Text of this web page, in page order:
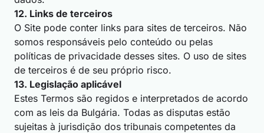
12. Links de terceiros
O Site pode conter links para sites de terceiros. Não
somos responsáveis pelo conteúdo ou pelas
políticas de privacidade desses sites. O uso de sites
de terceiros é de seu próprio risco.
13. Legislação aplicável
Estes Termos são regidos e interpretados de acordo
com as leis da Bulgária. Todas as disputas estão
sujeitas à jurisdição dos tribunais competentes da